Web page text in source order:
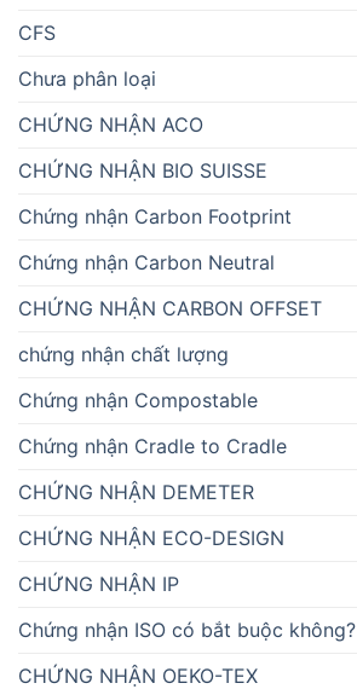
CFS
Chưa phân loại
CHỨNG NHẬN ACO
CHỨNG NHẬN BIO SUISSE
Chứng nhận Carbon Footprint
Chứng nhận Carbon Neutral
CHỨNG NHẬN CARBON OFFSET
chứng nhận chất lượng
Chứng nhận Compostable
Chứng nhận Cradle to Cradle
CHỨNG NHẬN DEMETER
CHỨNG NHẬN ECO-DESIGN
CHỨNG NHẬN IP
Chứng nhận ISO có bắt buộc không?
CHỨNG NHẬN OEKO-TEX